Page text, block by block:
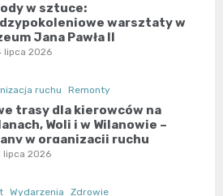
w sztuce:
warsztaty w
Jana Pawła II
lipca 2026
ruchu Remonty
trasy dla kierowców na
Woli i w Wilanowie –
w organizacji ruchu
lipca 2026
Wydarzenia Zdrowie